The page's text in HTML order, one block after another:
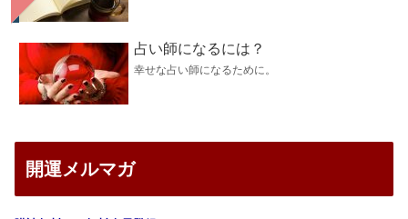
占い師になるには？
幸せな占い師になるために。
開運メルマガ